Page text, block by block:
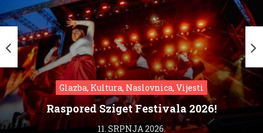
Glazba, Kultura, Naslovnica, Vijesti
Raspored Sziget Festivala 2026!
11. SRPNJA 2026.